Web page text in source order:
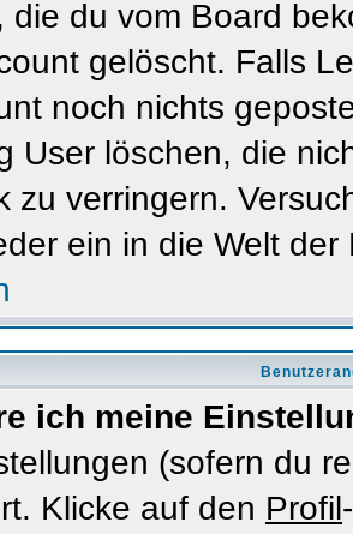
die du vom Board
gelöscht. Falls
noch nichts
User löschen, die
zu verringern.
ein in die Welt der
ich meine
(sofern du
Klicke auf den Profil